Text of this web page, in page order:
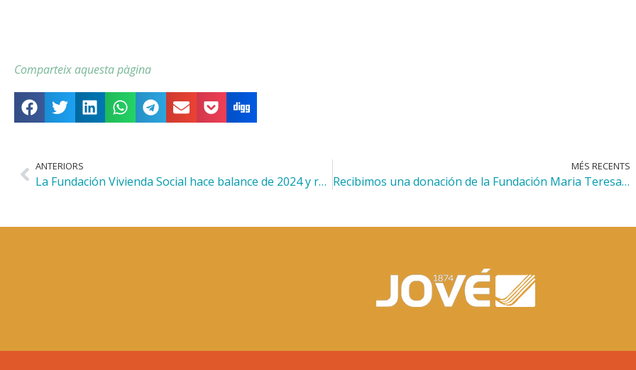
Comparteix aquesta pàgina
ANTERIORS
La Fundación Vivienda Social hace balance de 2024 y reclama más apoyo para las familias monoparentales
MÉS RECENTS
Recibimos una donación de la Fundación Maria Teresa Rodó